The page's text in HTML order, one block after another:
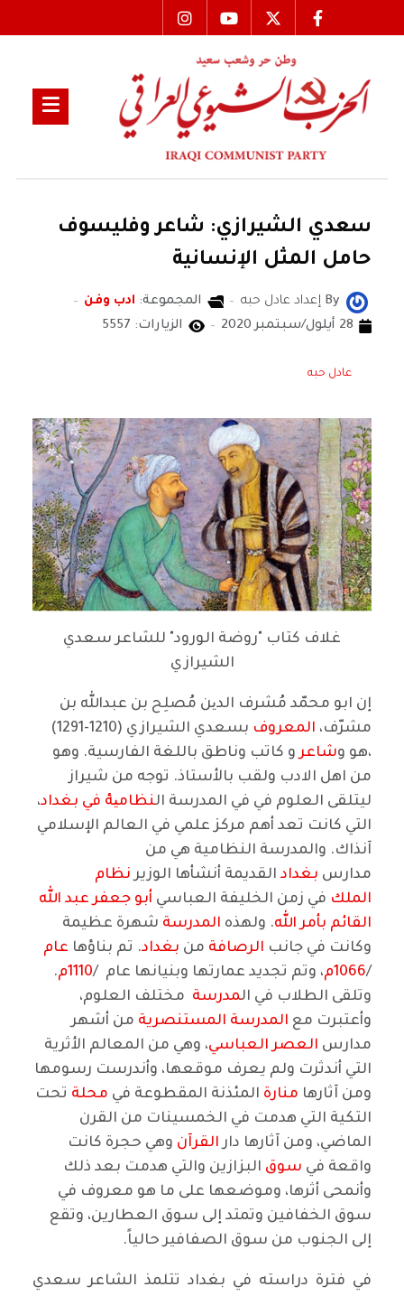
سعدي الشيرازي: شاعر وفليسوف
حامل المثل الإنسانية
By إعداد عادل حبه المجموعة: ادب وفن
28 أيلول/سبتمبر 2020
الزيارات: 5557
عادل حبه
غلاف كتاب "روضة الورود" للشاعر سعدي
الشيرازي
إن ابو محمّد مُشرف ‌الدین مُصلِح بن عبدالله بن
مشرّف، المعروف
بسعدي الشيرازي (1210-1291)
،هو وشاعرو كاتب وناطق باللغة الفارسية. وهو
من اهل الادب ولقب بالأستاذ. توجه من شيراز
ليتلقى العلوم في في المدرسة النظامیهٔ في بغداد،
التي كانت تعد أهم مركز علمي في العالم الإسلامي
آنذاك. والمدرسة النظامية هي من
مدارس بغداد القديمة أنشأها الوزيرنظام
الملك في زمن الخليفة العباسي أبو جعفر عبد الله
القائم بأمر الله. ولهذه المدرسة شهرة عظيمة
وكانت في جانب الرصافة من بغداد. تم بناؤها عام
/1066م ، وتم تجديد عمارتها وبنيانها عام /1110م
.
وتلقى الطلاب في المدرسة مختلف العلوم،
وأعتبرت مع المدرسة المستنصرية من أشهر
مدارس العصر العباسي، وهي من المعالم الأثرية
التي أندثرت ولم يعرف موقعها، وأندرست رسومها
ومن آثارها منارة المئذنة المقطوعة في محلة تحت
التكية التي هدمت في الخمسينات من القرن
الماضي، ومن آثارها دارالقرآن وهي حجرة كانت
واقعة في سوق البزازين والتي هدمت بعد ذلك
وأنمحى أثرها، وموضعها على ما هو معروف في
سوق الخفافين وتمتد إلى سوق العطارين، وتقع
إلى الجنوب من سوق الصفافير حالياً.
في فترة دراسته في بغداد تتلمذ الشاعر سعدي